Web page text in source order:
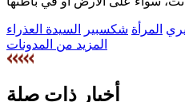
المرأة شكسبير
السيدة العذراء
المزيد من المدونات
أخبار ذات صلة